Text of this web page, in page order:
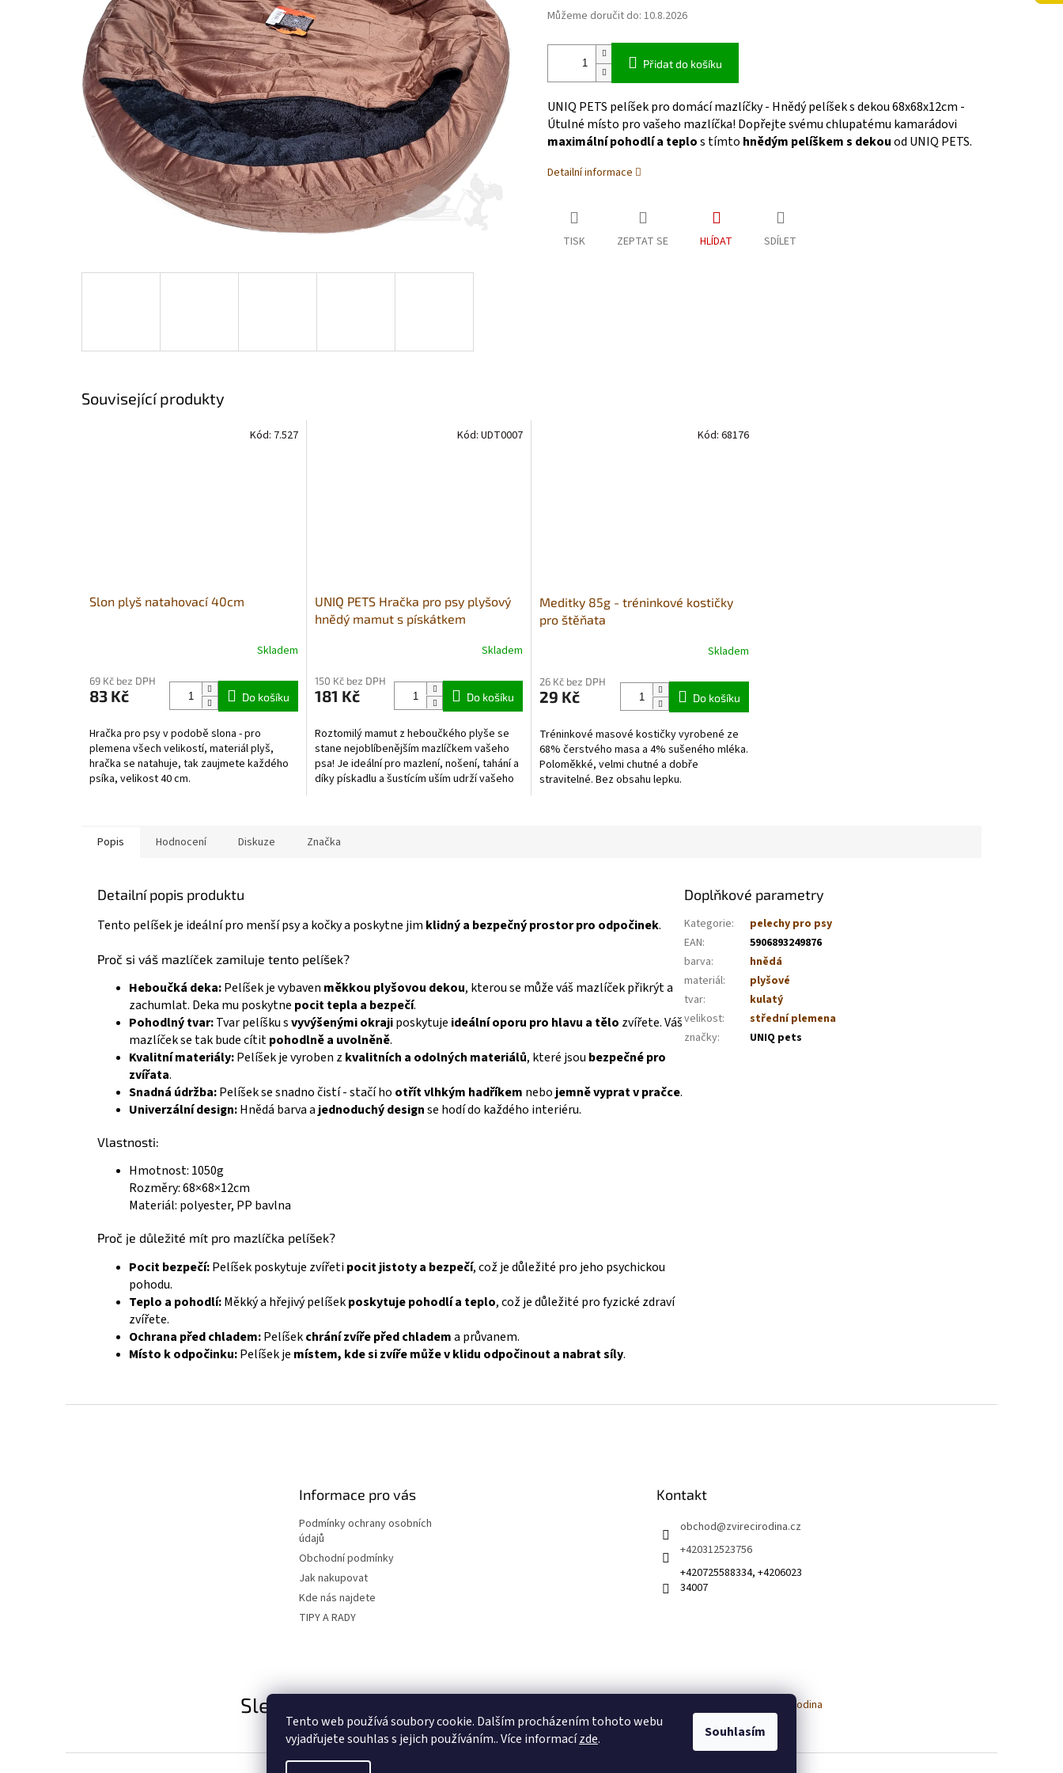
Tento web používá soubory cookie. Dalším procházením tohoto webu
vyjadřujete souhlas s jejich používáním.. Více informacízde. Souhlasím
Můžeme doručit do: 10.8.2026
Přidat do košíku
UNIQ PETS pelíšek pro domácí mazlíčky - Hnědý pelíšek s dekou 68x68x12cm -
Útulné místo pro vašeho mazlíčka! Dopřejte svému chlupatému kamarádovi
maximální pohodlí a teplos tímto hnědým pelíškem s dekouod UNIQ PETS.
Detailní informace
TISK ZEPTAT SE HLÍDAT SDÍLET
Související produkty
Slon plyš natahovací 40cm
Skladem
69 Kč bez DPH
83 Kč Do košíku
Hračka pro psy v podobě slona - pro
plemena všech velikostí, materiál plyš,
hračka se natahuje, tak zaujmete každého
psíka, velikost 40 cm.
Kód: 7.527
UNIQ PETS Hračka pro psy plyšový
hnědý mamut s pískátkem
produktu
je
z
5
hvězdiček.
Skladem
150 Kč bez DPH
181 Kč Do košíku
Roztomilý mamut z heboučkého plyše se
stane nejoblíbenějším mazlíčkem vašeho
psa! Je ideální pro mazlení, nošení, tahání a
díky pískadlu a šustícím uším udrží vašeho
Kód: UDT0007
Meditky 85g - tréninkové kostičky
pro štěňata
produktu
je
z
5
hvězdiček.
Skladem
26 Kč bez DPH
29 Kč Do košíku
Tréninkové masové kostičky vyrobené ze
68% čerstvého masa a 4% sušeného mléka.
Poloměkké, velmi chutné a dobře
stravitelné. Bez obsahu lepku.
Kód: 68176
Popis Hodnocení Diskuze Značka
Detailní popis produktu
Tento pelíšek je ideální pro menší psy a kočky a poskytne jim klidný a bezpečný prostor pro odpočinek.
Proč si váš mazlíček zamiluje tento pelíšek?
Heboučká deka:Pelíšek je vybaven měkkou plyšovou dekou, kterou se může váš mazlíček přikrýt a
zachumlat. Deka mu poskytne pocit tepla a bezpečí.
Pohodlný tvar:Tvar pelíšku svyvýšenými okrajiposkytuje ideální oporu pro hlavu a tělo zvířete. Váš
mazlíček se tak bude cítitpohodlně a uvolněně.
Kvalitní materiály:Pelíšek je vyroben z kvalitních a odolných materiálů, které jsou bezpečné pro
zvířata.
Snadná údržba:Pelíšek se snadno čistí - stačí ho otřít vlhkým hadříkem nebo jemně vyprat v pračce.
Univerzální design:Hnědá barva a jednoduchý designse hodí do každého interiéru.
Vlastnosti:
Hmotnost: 1050g
Rozměry: 68×68×12cm
Materiál: polyester, PP bavlna
Proč je důležité mít pro mazlíčka pelíšek?
Pocit bezpečí:Pelíšek poskytuje zvířetipocit jistoty a bezpečí, což je důležité pro jeho psychickou
pohodu.
Teplo a pohodlí:Měkký a hřejivý pelíšekposkytuje pohodlí a teplo, což je důležité pro fyzické zdraví
zvířete.
Ochrana před chladem:Pelíšekchrání zvíře před chladema průvanem.
Místo k odpočinku:Pelíšek je místem, kde si zvíře může v klidu odpočinout a nabrat síly.
Doplňkové parametry
Kategorie:
pelechy pro psy
EAN:
5906893249876
barva:
hnědá
materiál:
plyšové
tvar:
kulatý
velikost:
střední plemena
značky: UNIQ pets
Informace pro vás
Podmínky ochrany osobních
údajů
Obchodní podmínky
Jak nakupovat
Kde nás najdete
TIPY A RADY
Kontakt
obchod@zvirecirodina.cz
+420312523756
+420725588334, +4206023
34007
Sledujte nás na sociálních sítích